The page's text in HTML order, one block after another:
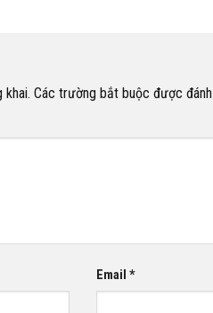
khai. Các trường bắt buộc được
Email*